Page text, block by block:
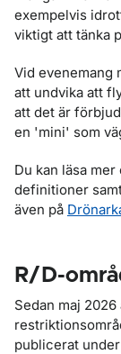
exempelvis
viktigt att tänka
Vid evenemang
att undvika att
att det är
en 'mini' som
Du kan läsa
definitioner
även på
R/D-
Sedan maj
publicerat